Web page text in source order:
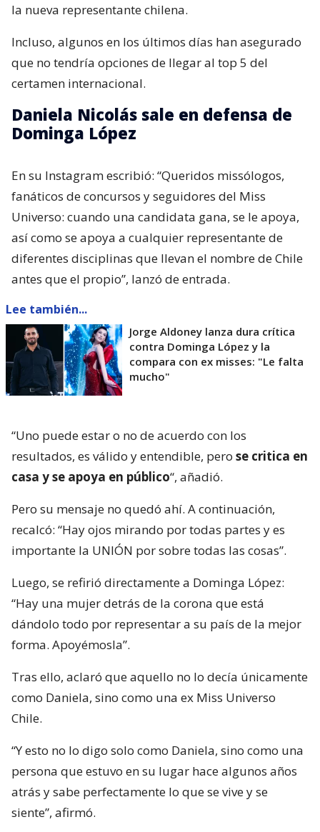
la nueva representante chilena.
Incluso, algunos en los últimos días han asegurado
que no tendría opciones de llegar al top 5 del
certamen internacional.
Daniela Nicolás sale en defensa de
Dominga López
En su Instagram escribió: “Queridos missólogos,
fanáticos de concursos y seguidores del Miss
Universo: cuando una candidata gana, se le apoya,
así como se apoya a cualquier representante de
diferentes disciplinas que llevan el nombre de Chile
antes que el propio”, lanzó de entrada.
Lee también...
Jorge Aldoney lanza dura crítica
contra Dominga López y la
compara con ex misses: "Le falta
mucho"
“Uno puede estar o no de acuerdo con los
resultados, es válido y entendible, pero se critica en
casa y se apoya en público“, añadió.
Pero su mensaje no quedó ahí. A continuación,
recalcó: “Hay ojos mirando por todas partes y es
importante la UNIÓN por sobre todas las cosas”.
Luego, se refirió directamente a Dominga López:
“Hay una mujer detrás de la corona que está
dándolo todo por representar a su país de la mejor
forma. Apoyémosla”.
Tras ello, aclaró que aquello no lo decía únicamente
como Daniela, sino como una ex Miss Universo
Chile.
“Y esto no lo digo solo como Daniela, sino como una
persona que estuvo en su lugar hace algunos años
atrás y sabe perfectamente lo que se vive y se
siente”, afirmó.